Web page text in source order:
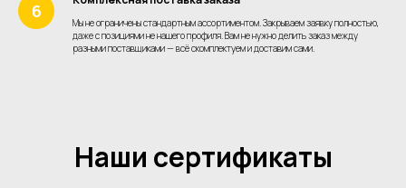
Мы не ограничены стандартным ассортиментом. Закрываем заявку полностью,
даже с позициями не нашего профиля. Вам не нужно делить заказ между
разными поставщиками — всё скомплектуем и доставим сами.
Наши сертификаты